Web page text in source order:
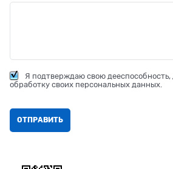
Я подтверждаю свою дееспособность,
обработку своих персональных данных.